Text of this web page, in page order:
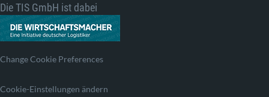
Die TIS GmbH ist dabei
Change Cookie Preferences
Cookie-Einstellungen ändern